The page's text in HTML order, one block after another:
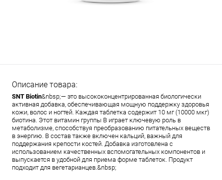
Описание товара:
SNT Biotin&nbsp;— это высококонцентрированная биологически
активная добавка, обеспечивающая мощную поддержку здоровья
кожи, волос и ногтей. Каждая таблетка содержит 10 мг (10000 мкг)
биотина. Этот витамин группы В играет ключевую роль в
метаболизме, способствуя преобразованию питательных веществ
в энергию. В состав также включен кальций, важный для
поддержания крепости костей. Добавка изготовлена с
использованием качественных вспомогательных компонентов и
выпускается в удобной для приема форме таблеток. Продукт
подходит для вегетарианцев.&nbsp;